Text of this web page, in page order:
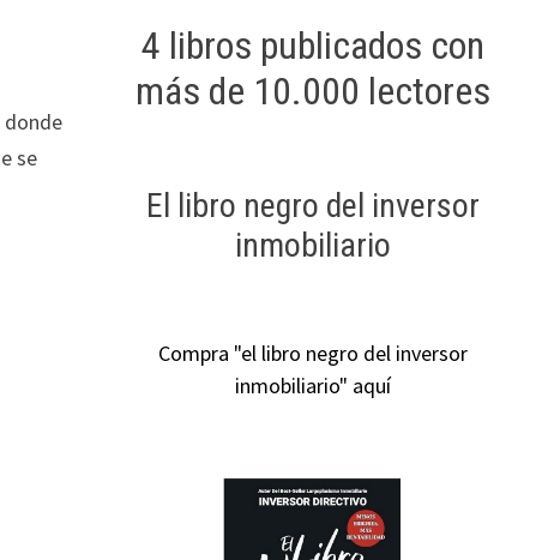
donde
se
4 libros publicados con
más de 10.000 lectores
El libro negro del inversor
inmobiliario
Compra "el libro negro del inversor
inmobiliario" aquí